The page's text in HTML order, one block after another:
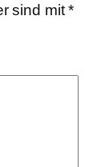
sind mit*